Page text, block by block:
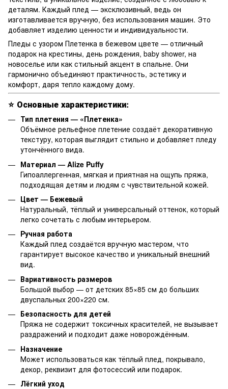
деталям. Каждый плед — эксклюзивный, ведь он
изготавливается вручную, без использования машин. Это
добавляет изделию ценности и индивидуальности.
Пледы с узором Плетенка в бежевом цвете — отличный
подарок на крестины, день рождения, baby shower, на
новоселье или как стильный акцент в спальне. Они
гармонично объединяют практичность, эстетику и
комфорт, даря тепло каждому дому.
⭐ Основные характеристики:
Тип плетения — «Плетенка»
Объёмное рельефное плетение создаёт декоративную
текстуру, которая выглядит стильно и добавляет пледу
утончённого вида.
Материал — Alize Puffy
Гипоаллергенная, мягкая и приятная на ощупь пряжа,
подходящая детям и людям с чувствительной кожей.
Цвет — Бежевый
Натуральный, тёплый и универсальный оттенок, который
легко сочетать с любым интерьером.
Ручная работа
Каждый плед создаётся вручную мастером, что
гарантирует высокое качество и уникальный внешний
вид.
Вариативность размеров
Большой выбор — от детских 85×85 см до больших
двуспальных 200×220 см.
Безопасность для детей
Пряжа не содержит токсичных красителей, не вызывает
раздражений и подходит даже новорождённым.
Назначение
Может использоваться как тёплый плед, покрывало,
декор, реквизит для фотосессий или подарок.
Лёгкий уход